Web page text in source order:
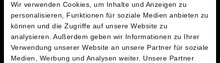
Wir verwenden Cookies, um Inhalte und Anzeigen zu
personalisieren, Funktionen für soziale Medien anbieten zu
können und die Zugriffe auf unsere Website zu
analysieren. Außerdem geben wir Informationen zu Ihrer
Verwendung unserer Website an unsere Partner für soziale
Medien, Werbung und Analysen weiter. Unsere Partner
Expertise
Business Services
Output Solutions